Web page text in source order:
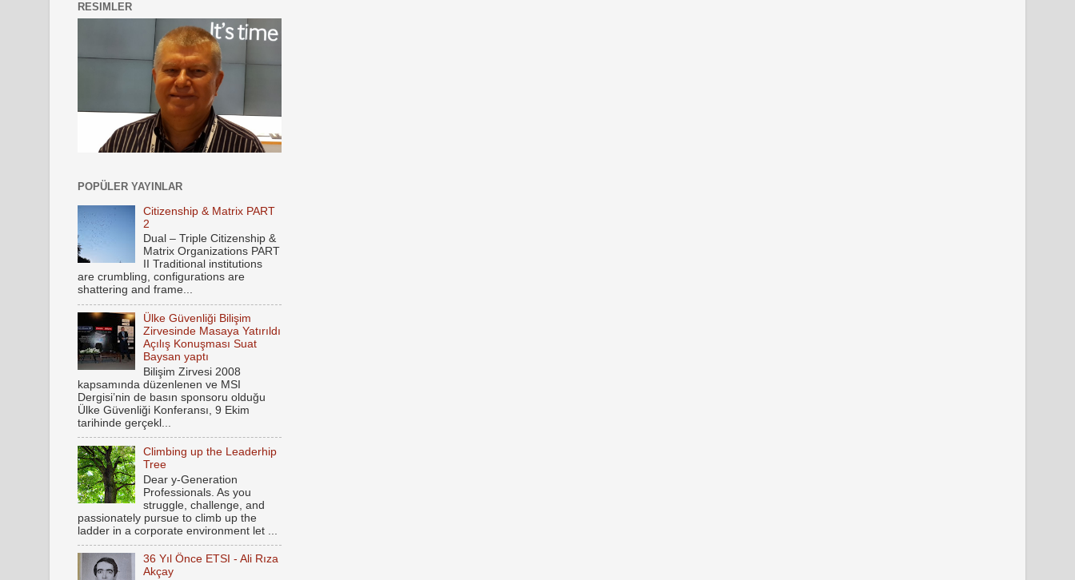
RESIMLER
POPÜLER YAYINLAR
Citizenship & Matrix PART
2
Dual – Triple Citizenship &
Matrix Organizations PART
II Traditional institutions
are crumbling, configurations are
shattering and frame...
Ülke Güvenliği Bilişim
Zirvesinde Masaya Yatırıldı
Açılış Konuşması Suat
Baysan yaptı
Bilişim Zirvesi 2008
kapsamında düzenlenen ve MSI
Dergisi’nin de basın sponsoru olduğu
Ülke Güvenliği Konferansı, 9 Ekim
tarihinde gerçekl...
Climbing up the Leaderhip
Tree
Dear y-Generation
Professionals. As you
struggle, challenge, and
passionately pursue to climb up the
ladder in a corporate environment let ...
36 Yıl Önce ETSI - Ali Rıza
Akçay